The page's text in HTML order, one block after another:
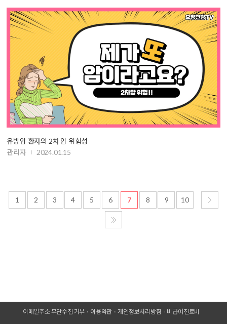
유방암 환자의 2차 암 위험성
관리자
2024.01.15
1 2 3 4 5 6 7 8 9 10
이메일주소 무단수집 거부 이용약관 개인정보처리방침 비급여진료비